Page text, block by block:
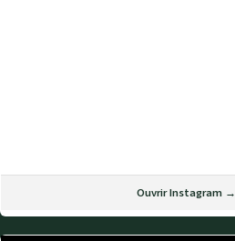
Ouvrir Instagram →